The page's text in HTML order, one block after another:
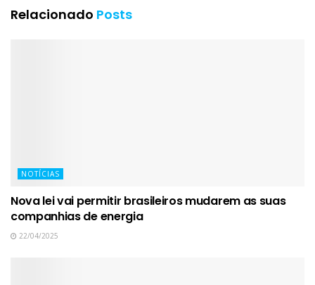
Relacionado Posts
NOTÍCIAS
Nova lei vai permitir brasileiros mudarem as suas
companhias de energia
22/04/2025